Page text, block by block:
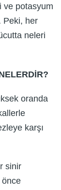
ve potasyum
Peki, her
neleri
oranda
karşı
sinir
önce